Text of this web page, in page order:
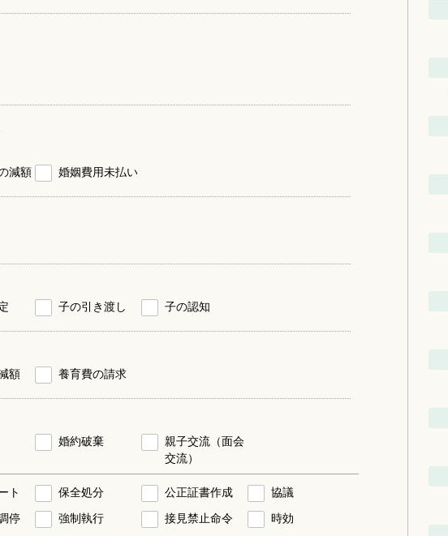
減額 婚姻費用未払い
子の引き渡し 子の認知
額 養育費の請求
婚約破棄
親子交流（面会
交流）
ト 保全処分 公正証書作成
協議
停 強制執行 接見禁止命令 時効